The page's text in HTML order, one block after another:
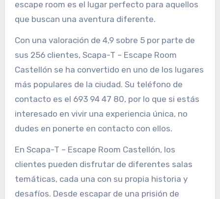
escape room es el lugar perfecto para aquellos
que buscan una aventura diferente.
Con una valoración de 4,9 sobre 5 por parte de
sus 256 clientes, Scapa-T – Escape Room
Castellón se ha convertido en uno de los lugares
más populares de la ciudad. Su teléfono de
contacto es el 693 94 47 80, por lo que si estás
interesado en vivir una experiencia única, no
dudes en ponerte en contacto con ellos.
En Scapa-T – Escape Room Castellón, los
clientes pueden disfrutar de diferentes salas
temáticas, cada una con su propia historia y
desafíos. Desde escapar de una prisión de